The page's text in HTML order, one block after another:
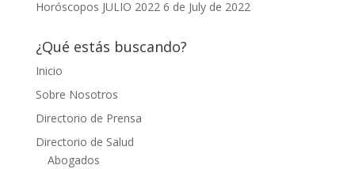
Horóscopos JULIO 2022 6 de July de 2022
¿Qué estás buscando?
Inicio
Sobre Nosotros
Directorio de Prensa
Directorio de Salud
Abogados